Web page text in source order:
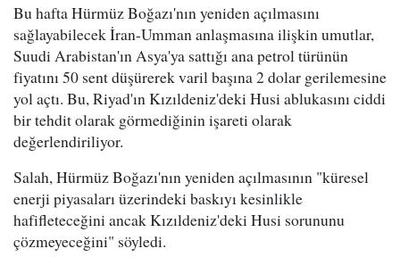
Bu hafta Hürmüz Boğazı'nın yeniden açılmasını
sağlayabilecek İran-Umman anlaşmasına ilişkin umutlar,
Suudi Arabistan'ın Asya'ya sattığı ana petrol türünün
fiyatını 50 sent düşürerek varil başına 2 dolar gerilemesine
yol açtı. Bu, Riyad'ın Kızıldeniz'deki Husi ablukasını ciddi
bir tehdit olarak görmediğinin işareti olarak
değerlendiriliyor.
Salah, Hürmüz Boğazı'nın yeniden açılmasının "küresel
enerji piyasaları üzerindeki baskıyı kesinlikle
hafifleteceğini ancak Kızıldeniz'deki Husi sorununu
çözmeyeceğini" söyledi.